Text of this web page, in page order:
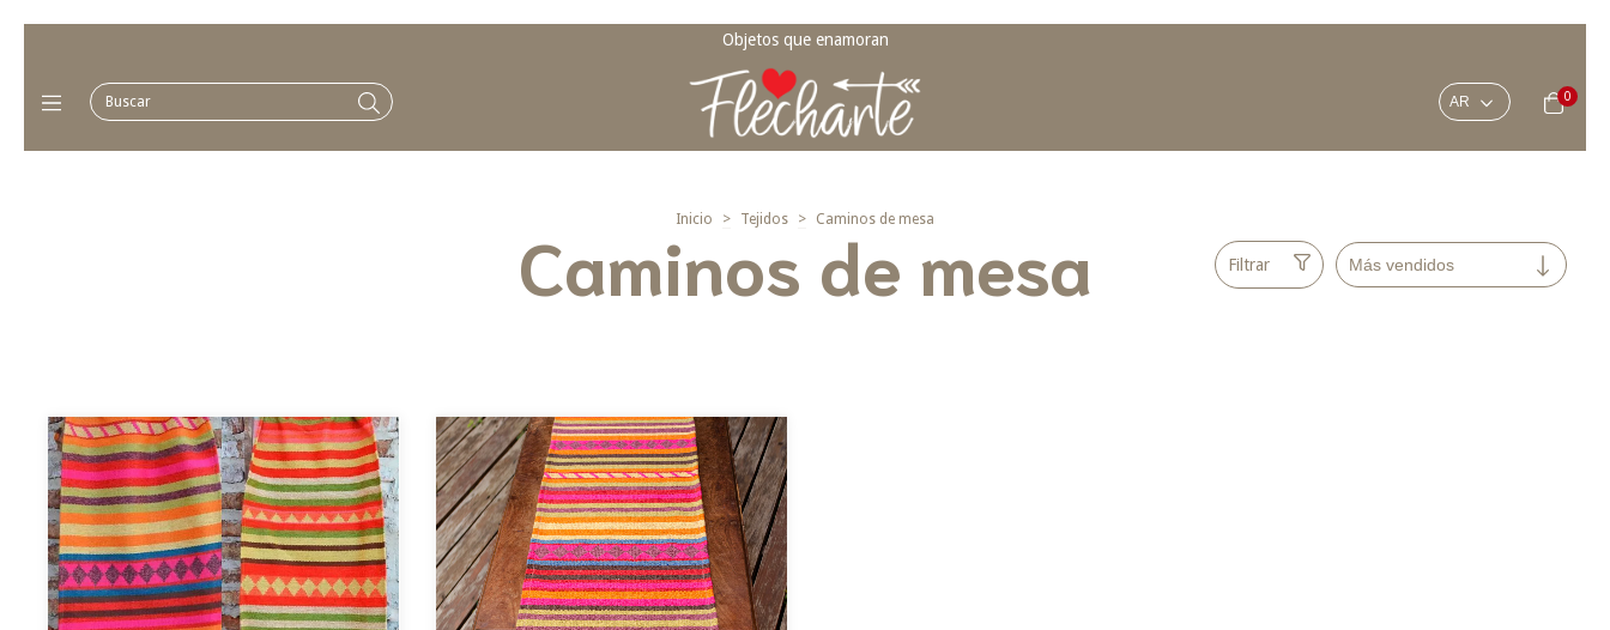
Objetos que enamoran
0
Inicio > Tejidos > Caminos de mesa
Caminos de mesa Filtrar